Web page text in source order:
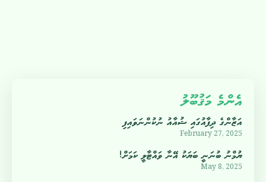
އެންމެ މަޤުބޫލު
އަޒާންގެ ދިފާއުގައި ޝުއާއު ނުކުންނަވައިފި
February 27, 2025
ޔުމްނު ބުނަނީ ބަޔަކު އޭނާ ވައްޓާލީ ކަމަށް!
May 8, 2025